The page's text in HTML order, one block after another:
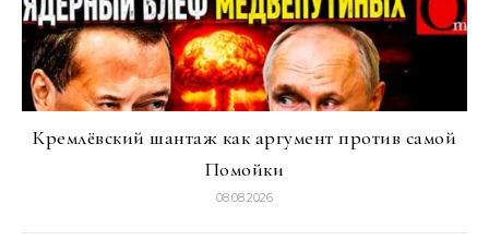
Кремлёвский шантаж как аргумент против самой
Помойки
08.08.2026